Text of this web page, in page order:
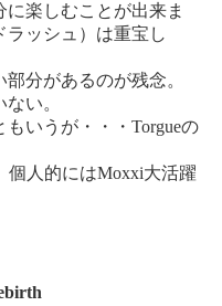
楽しむことが出来ま
ラッシュ）は重宝し
分があるのが残念。
い。
いうが・・・Torgueの
個人的にはMoxxi大活躍